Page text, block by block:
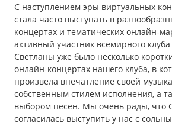
С наступлением эры виртуальных
стала часто выступать в
концертах и тематических онлайн-
активный участник всемирного
Светланы уже было несколько
онлайн-концертах нашего клуба, в
произвела впечатление своей
собственным стилем исполнения, а
выбором песен. Мы очень рады, что
согласилась выступить у нас с